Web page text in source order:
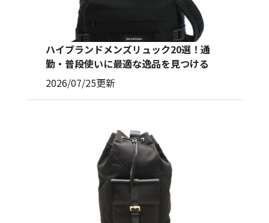
ハイブランドメンズリュック20選！通
勤・普段使いに最適な逸品を見つける
2026/07/25更新